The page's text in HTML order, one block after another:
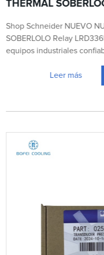
THERMAL
Shop Schneider NUEVO
SOBERLOLO Relay
equipos industriales
Leer más